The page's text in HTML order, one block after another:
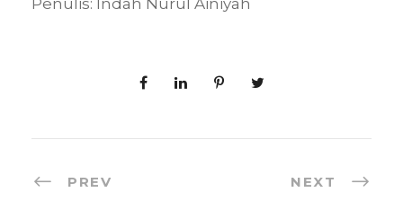
Penulis: Indah Nurul Ainiyah
PREV NEXT